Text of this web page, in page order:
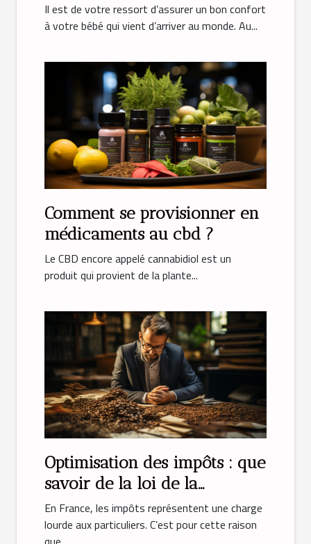
Il est de votre ressort d’assurer un bon confort
à votre bébé qui vient d’arriver au monde. Au...
Comment‌ ‌se‌ ‌provisionner‌ ‌en‌
‌médicaments‌ ‌au‌ ‌cbd‌ ‌?‌ ‌
Le‌ ‌CBD‌ ‌encore‌ ‌appelé‌ ‌cannabidiol‌ ‌est‌ ‌un‌
‌produit‌ ‌qui‌ ‌provient‌ ‌de‌ ‌la‌ ‌plante‌...
Optimisation des impôts : que
savoir de la loi de la
défiscalisation ?
En France, les impôts représentent une charge
lourde aux particuliers. C’est pour cette raison